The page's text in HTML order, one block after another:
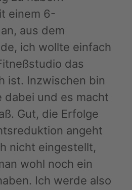
einem 6-
aus dem
ich wollte einfach
das
ist. Inzwischen bin
dabei und es macht
Gut, die Erfolge
angeht
nicht eingestellt,
wohl noch ein
Ich werde also